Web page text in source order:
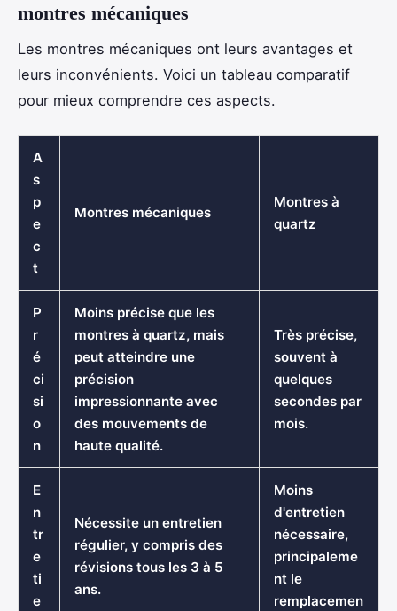
montres mécaniques
Les montres mécaniques ont leurs avantages et
leurs inconvénients. Voici un tableau comparatif
pour mieux comprendre ces aspects.
A
s
p
e
c
t
Montres mécaniques
Montres à
quartz
P
r
é
ci
si
o
n
Moins précise que les
montres à quartz, mais
peut atteindre une
précision
impressionnante avec
des mouvements de
haute qualité.
Très précise,
souvent à
quelques
secondes par
mois.
E
n
tr
e
ti
e
Nécessite un entretien
régulier, y compris des
révisions tous les 3 à 5
ans.
Moins
d'entretien
nécessaire,
principaleme
nt le
remplacemen